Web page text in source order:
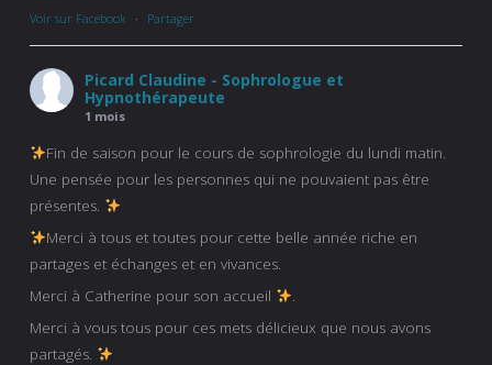
Voir sur Facebook · Partager
Picard Claudine - Sophrologue et
Hypnothérapeute
1 mois
Fin de saison pour le cours de sophrologie du lundi matin.
Une pensée pour les personnes qui ne pouvaient pas être
présentes.
Merci à tous et toutes pour cette belle année riche en
partages et échanges et en vivances.
Merci à Catherine pour son accueil
.
Merci à vous tous pour ces mets délicieux que nous avons
partagés.